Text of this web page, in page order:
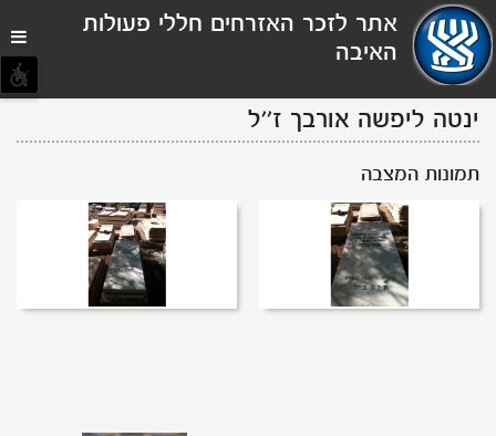
תפריט
נגישות
אתר לזכר האזרחים חללי פעולות
האיבה
ינטה ליפשה אורבך ז''ל
תמונות המצבה